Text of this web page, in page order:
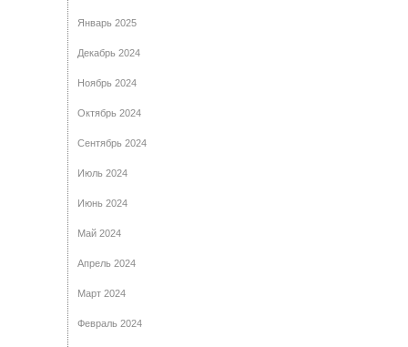
Январь 2025
Декабрь 2024
Ноябрь 2024
Октябрь 2024
Сентябрь 2024
Июль 2024
Июнь 2024
Май 2024
Апрель 2024
Март 2024
Февраль 2024